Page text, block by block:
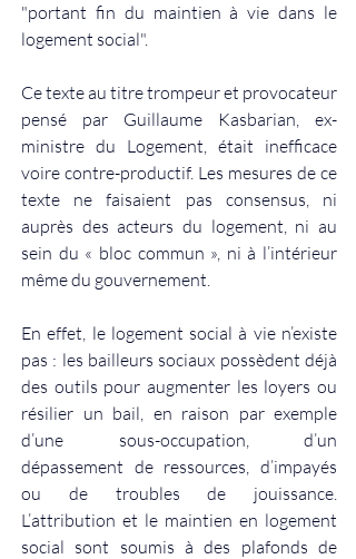
"portant fin du maintien à vie dans le
logement social".
Ce texte au titre trompeur et provocateur
pensé par Guillaume Kasbarian, ex-
ministre du Logement, était inefficace
voire contre-productif. Les mesures de ce
texte ne faisaient pas consensus, ni
auprès des acteurs du logement, ni au
sein du « bloc commun », ni à l’intérieur
même du gouvernement.
En effet, le logement social à vie n’existe
pas : les bailleurs sociaux possèdent déjà
des outils pour augmenter les loyers ou
résilier un bail, en raison par exemple
d’une sous-occupation, d’un
dépassement de ressources, d’impayés
ou de troubles de jouissance.
L’attribution et le maintien en logement
social sont soumis à des plafonds de